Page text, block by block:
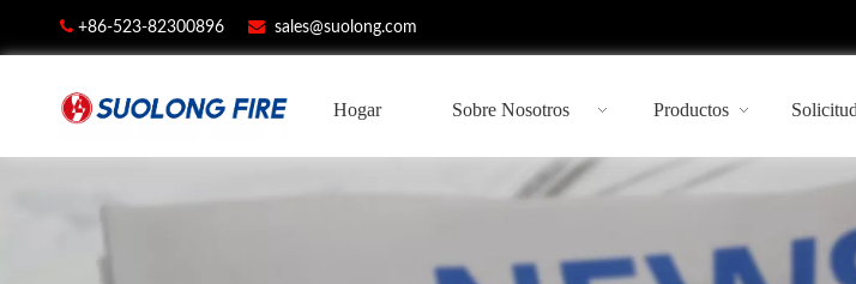
 +86-523-82300896  sales@suolong.com
Hogar Sobre Nosotros Productos Solicitud